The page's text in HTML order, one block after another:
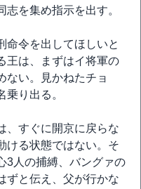
を集め指示を出す。
命令を出してほしいと
王は、まずはイ将軍の
ない。見かねたチョ
り出る。
、すぐに開京に戻らな
ける状態ではない。そ
3人の捕縛、バングァの
ずと伝え、父が行かな